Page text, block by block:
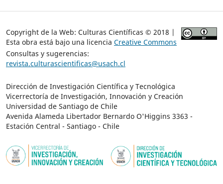
Copyright de la Web: Culturas Científicas © 2018 |
Esta obra está bajo una licencia Creative Commons
Consultas y sugerencias:
revista.culturascientificas@usach.cl
Dirección de Investigación Científica y Tecnológica
Vicerrectoría de Investigación, Innovación y Creación
Universidad de Santiago de Chile
Avenida Alameda Libertador Bernardo O'Higgins 3363 -
Estación Central - Santiago - Chile